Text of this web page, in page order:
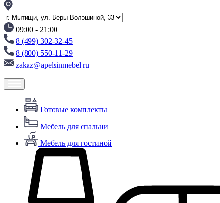
09:00 - 21:00
8 (499) 302-32-45
8 (800) 550-11-29
zakaz@apelsinmebel.ru
Готовые комплекты
Мебель для спальни
Мебель для гостиной